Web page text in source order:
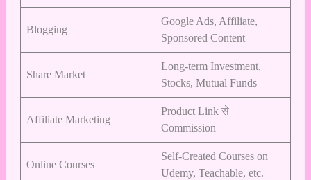
Blogging
Google Ads, Affiliate,
Sponsored Content
Share Market
Long-term Investment,
Stocks, Mutual Funds
Affiliate Marketing
Product Link से
Commission
Online Courses
Self-Created Courses on
Udemy, Teachable, etc.